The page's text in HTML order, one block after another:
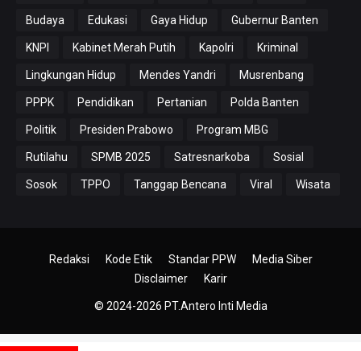
Budaya Edukasi Gaya Hidup Gubernur Banten
KNPI Kabinet Merah Putih Kapolri Kriminal
Lingkungan Hidup Mendes Yandri Musrenbang
PPPK Pendidikan Pertanian Polda Banten
Politik Presiden Prabowo Program MBG
Rutilahu SPMB 2025 Satresnarkoba Sosial
Sosok TPPO Tanggap Bencana Viral Wisata
© 2024-2026 PT.Antero Inti Media
Redaksi Kode Etik Standar PPW
Media Siber
Disclaimer
Karir